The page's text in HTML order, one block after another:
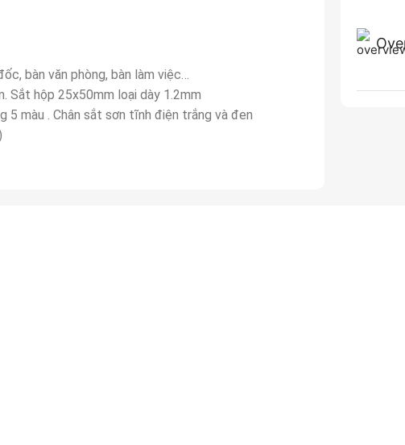
bàn văn phòng, bàn làm việc…
Sắt hộp 25x50mm loại dày 1.2mm
5 màu . Chân sắt sơn tĩnh điện trắng và đen